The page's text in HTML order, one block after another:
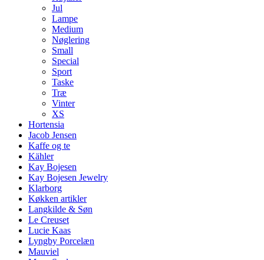
Jul
Lampe
Medium
Nøglering
Small
Special
Sport
Taske
Træ
Vinter
XS
Hortensia
Jacob Jensen
Kaffe og te
Kähler
Kay Bojesen
Kay Bojesen Jewelry
Klarborg
Køkken artikler
Langkilde & Søn
Le Creuset
Lucie Kaas
Lyngby Porcelæn
Mauviel